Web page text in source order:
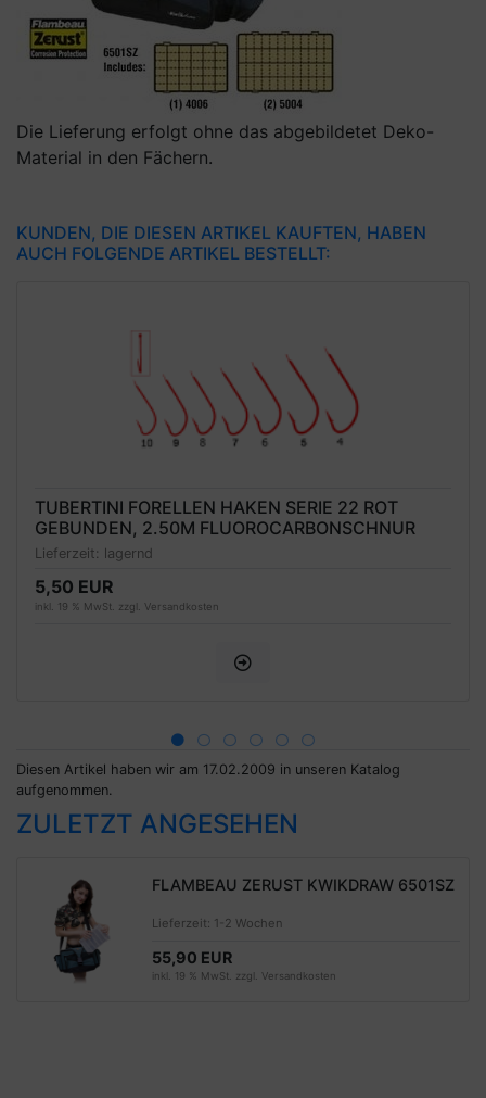
Die Lieferung erfolgt ohne das abgebildetet Deko-
Material in den Fächern.
KUNDEN, DIE DIESEN ARTIKEL KAUFTEN, HABEN
AUCH FOLGENDE ARTIKEL BESTELLT:
TUBERTINI FORELLEN HAKEN SERIE 22 ROT
GEBUNDEN, 2.50M FLUOROCARBONSCHNUR
Lieferzeit: lagernd
5,50 EUR
inkl. 19 % MwSt. zzgl. Versandkosten
Diesen Artikel haben wir am 17.02.2009 in unseren Katalog
aufgenommen.
ZULETZT ANGESEHEN
FLAMBEAU ZERUST KWIKDRAW 6501SZ
Lieferzeit: 1-2 Wochen
55,90 EUR
inkl. 19 % MwSt. zzgl. Versandkosten